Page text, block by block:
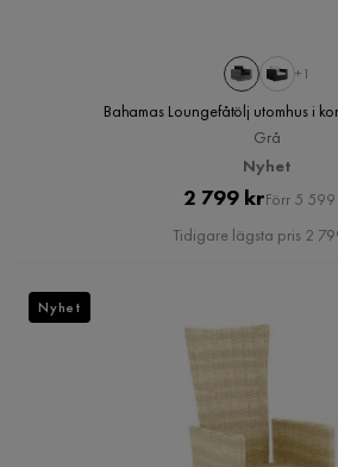
+1
Bahamas Loungefåtölj utomhus i
Grå
Nyhet
Pris
2 799 krOriginal
Pris
Förr 5 599
Tidigare lägsta pris 2
Nyhet